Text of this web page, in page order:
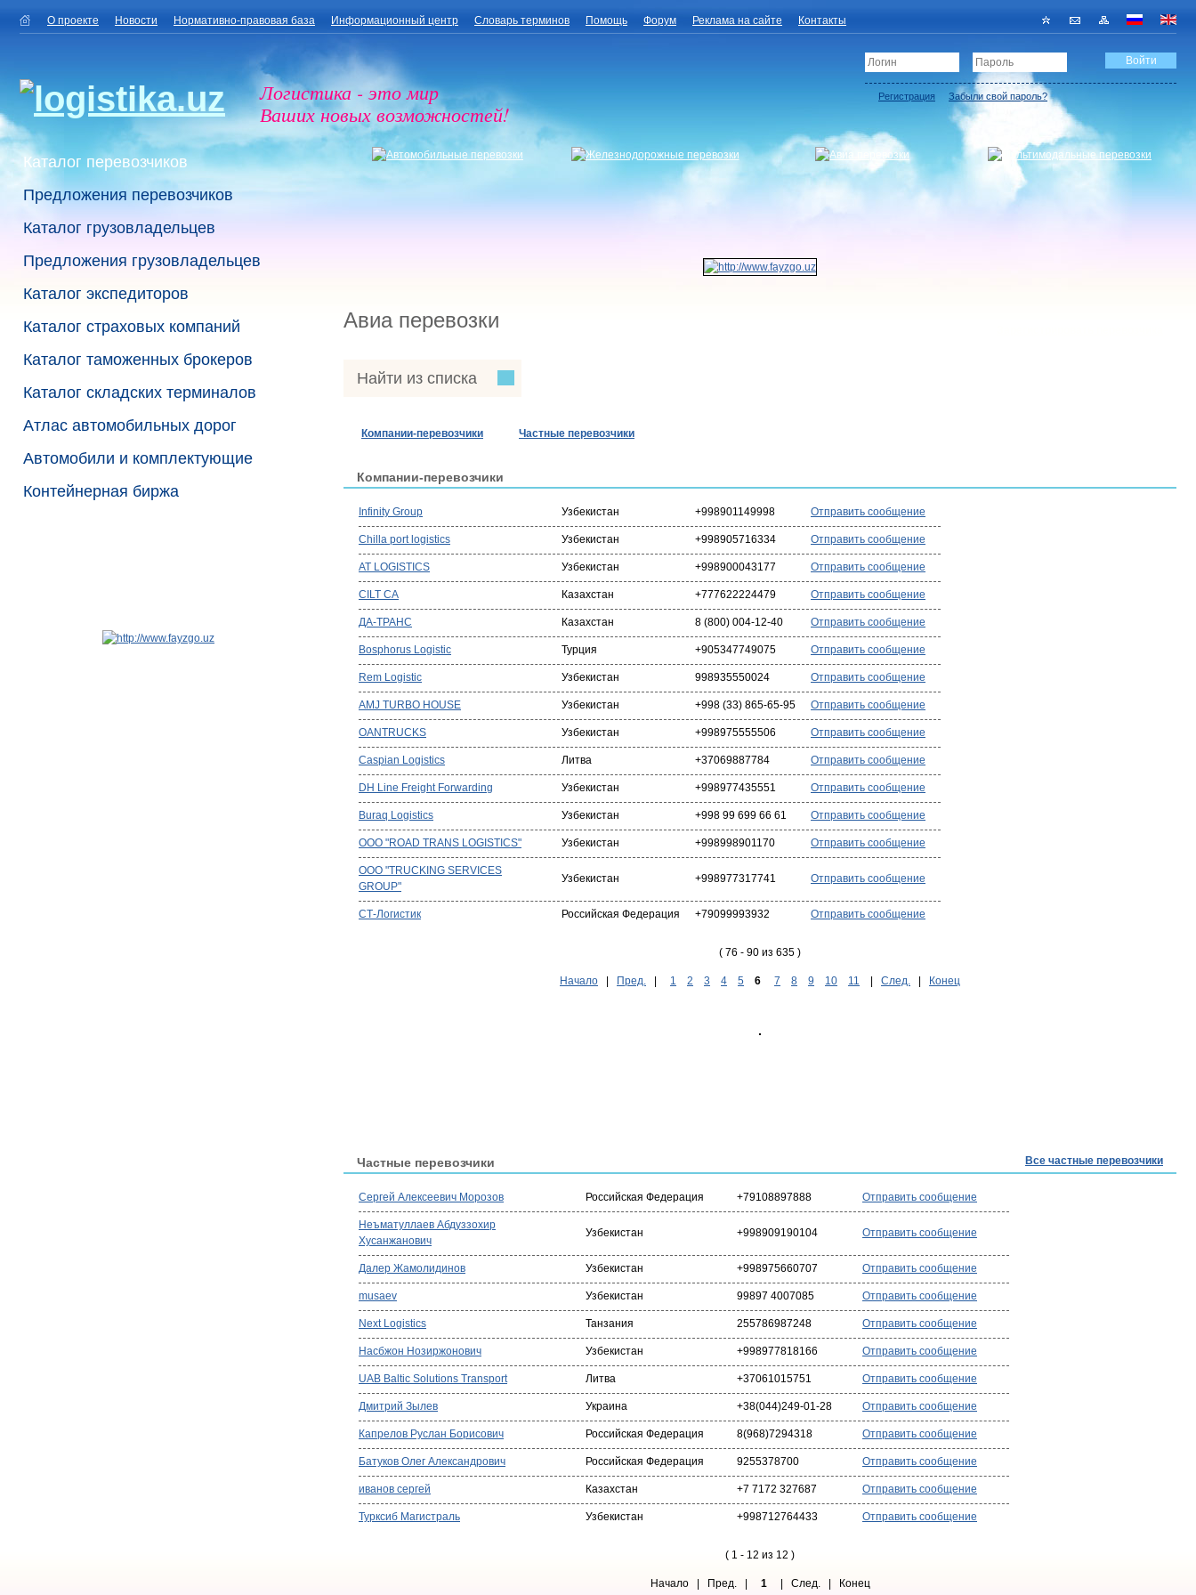
О проекте Новости Нормативно-правовая база Информационный центр Словарь терминов Помощь Форум Реклама на сайте Контакты
Логистика - это мир
Ваших новых возможностей!
Регистрация Забыли свой пароль?
Каталог перевозчиков
Предложения перевозчиков
Каталог грузовладельцев
Предложения грузовладельцев
Каталог экспедиторов
Каталог страховых компаний
Каталог таможенных брокеров
Каталог складских терминалов
Атлас автомобильных дорог
Автомобили и комплектующие
Контейнерная биржа
Авиа перевозки
Найти из списка
Компании-перевозчики Частные перевозчики
Компании-перевозчики
Infinity Group Узбекистан +998901149998 Отправить сообщение
Chilla port logistics Узбекистан +998905716334 Отправить сообщение
AT LOGISTICS Узбекистан +998900043177 Отправить сообщение
CILT CA Казахстан +777622224479 Отправить сообщение
ДА-ТРАНС Казахстан 8 (800) 004-12-40 Отправить сообщение
Bosphorus Logistic Турция +905347749075 Отправить сообщение
Rem Logistic Узбекистан 998935550024 Отправить сообщение
AMJ TURBO HOUSE Узбекистан +998 (33) 865-65-95 Отправить сообщение
OANTRUCKS Узбекистан +998975555506 Отправить сообщение
Caspian Logistics Литва +37069887784 Отправить сообщение
DH Line Freight Forwarding Узбекистан +998977435551 Отправить сообщение
Buraq Logistics Узбекистан +998 99 699 66 61 Отправить сообщение
ООО "ROAD TRANS LOGISTICS" Узбекистан +998998901170 Отправить сообщение
OOO "TRUCKING SERVICES
GROUP"
Узбекистан +998977317741 Отправить сообщение
СТ-Логистик Российская Федерация +79099993932 Отправить сообщение
( 76 - 90 из 635 )
Начало Пред. 1 2 3 4 5 6 7 8 9 10 11 След. Конец
Частные перевозчики Все частные перевозчики
Сергей Алексеевич Морозов Российская Федерация +79108897888 Отправить сообщение
Неъматуллаев Абдуззохир
Хусанжанович
Узбекистан +998909190104 Отправить сообщение
Далер Жамолидинов Узбекистан +998975660707 Отправить сообщение
musaev Узбекистан 99897 4007085 Отправить сообщение
Next Logistics Танзания 255786987248 Отправить сообщение
Насбжон Нозиржонович Узбекистан +998977818166 Отправить сообщение
UAB Baltic Solutions Transport Литва +37061015751 Отправить сообщение
Дмитрий Зылев Украина +38(044)249-01-28 Отправить сообщение
Капрелов Руслан Борисович Российская Федерация 8(968)7294318 Отправить сообщение
Батуков Олег Александрович Российская Федерация 9255378700 Отправить сообщение
иванов сергей Казахстан +7 7172 327687 Отправить сообщение
Турксиб Магистраль Узбекистан +998712764433 Отправить сообщение
( 1 - 12 из 12 )
Начало | Пред. | 1| След. | Конец